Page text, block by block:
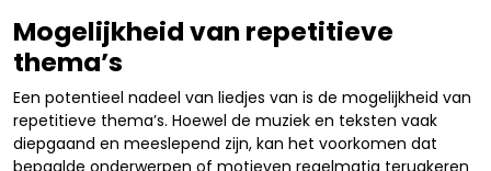
Mogelijkheid van repetitieve
thema’s
Een potentieel nadeel van liedjes van is de mogelijkheid van
repetitieve thema’s. Hoewel de muziek en teksten vaak
diepgaand en meeslepend zijn, kan het voorkomen dat